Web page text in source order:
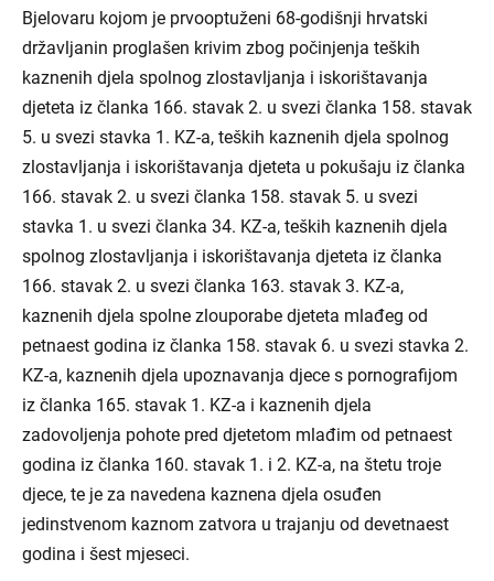
Bjelovaru kojom je prvooptuženi 68-godišnji hrvatski
državljanin proglašen krivim zbog počinjenja teških
kaznenih djela spolnog zlostavljanja i iskorištavanja
djeteta iz članka 166. stavak 2. u svezi članka 158. stavak
5. u svezi stavka 1. KZ-a, teških kaznenih djela spolnog
zlostavljanja i iskorištavanja djeteta u pokušaju iz članka
166. stavak 2. u svezi članka 158. stavak 5. u svezi
stavka 1. u svezi članka 34. KZ-a, teških kaznenih djela
spolnog zlostavljanja i iskorištavanja djeteta iz članka
166. stavak 2. u svezi članka 163. stavak 3. KZ-a,
kaznenih djela spolne zlouporabe djeteta mlađeg od
petnaest godina iz članka 158. stavak 6. u svezi stavka 2.
KZ-a, kaznenih djela upoznavanja djece s pornografijom
iz članka 165. stavak 1. KZ-a i kaznenih djela
zadovoljenja pohote pred djetetom mlađim od petnaest
godina iz članka 160. stavak 1. i 2. KZ-a, na štetu troje
djece, te je za navedena kaznena djela osuđen
jedinstvenom kaznom zatvora u trajanju od devetnaest
godina i šest mjeseci.